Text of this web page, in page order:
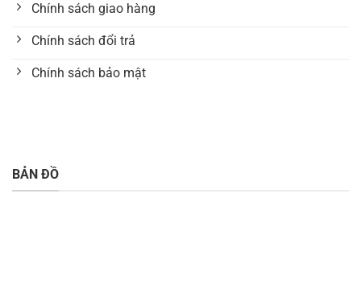
Chính sách giao hàng
Chính sách đổi trả
Chính sách bảo mật
BẢN ĐỒ